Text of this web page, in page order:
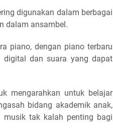
digunakan dalam berbagai
dalam ansambel.
piano, dengan piano terbaru
digital dan suara yang dapat
mengarahkan untuk belajar
bidang akademik anak,
musik tak kalah penting bagi